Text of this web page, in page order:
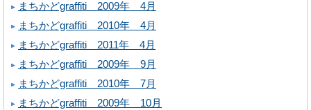
まちかどgraffiti 2009年 4月
まちかどgraffiti 2010年 4月
まちかどgraffiti 2011年 4月
まちかどgraffiti 2009年 9月
まちかどgraffiti 2010年 7月
まちかどgraffiti 2009年 10月